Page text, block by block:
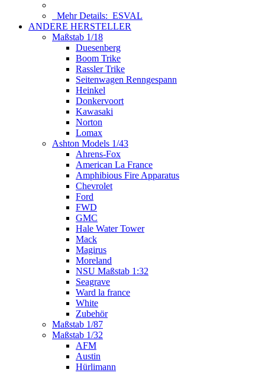
Mehr Details: ESVAL
ANDERE HERSTELLER
Maßstab 1/18
Duesenberg
Boom Trike
Rassler Trike
Seitenwagen Renngespann
Heinkel
Donkervoort
Kawasaki
Norton
Lomax
Ashton Models 1/43
Ahrens-Fox
American La France
Amphibious Fire Apparatus
Chevrolet
Ford
FWD
GMC
Hale Water Tower
Mack
Magirus
Moreland
NSU Maßstab 1:32
Seagrave
Ward la france
White
Zubehör
Maßstab 1/87
Maßstab 1/32
AFM
Austin
Hürlimann